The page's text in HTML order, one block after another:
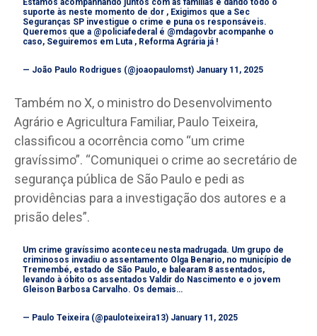
Estamos acompanhando juntos com as famílias e dando todo o
suporte às neste momento de dor , Exigimos que a Sec
Seguranças SP investigue o crime e puna os responsáveis.
Queremos que a @policiafederal é @mdagovbr acompanhe o
caso, Seguiremos em Luta , Reforma Agrária já !
— João Paulo Rodrigues (@joaopaulomst) January 11, 2025
Também no X, o ministro do Desenvolvimento
Agrário e Agricultura Familiar, Paulo Teixeira,
classificou a ocorrência como “um crime
gravíssimo”. “Comuniquei o crime ao secretário de
segurança pública de São Paulo e pedi as
providências para a investigação dos autores e a
prisão deles”.
Um crime gravíssimo aconteceu nesta madrugada. Um grupo de
criminosos invadiu o assentamento Olga Benario, no município de
Tremembé, estado de São Paulo, e balearam 8 assentados,
levando à óbito os assentados Valdir do Nascimento e o jovem
Gleison Barbosa Carvalho. Os demais…
— Paulo Teixeira (@pauloteixeira13) January 11, 2025